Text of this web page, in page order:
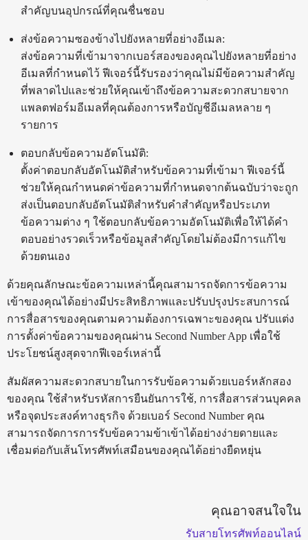
สำคัญบนอุปกรณ์ที่คุณชื่นชอบ
ส่งข้อความซองข้างไปยังหลายที่อย่างอีเมล:
ส่งข้อความที่เข้ามาจากเบอร์สองของคุณไปยังหลายที่อย่าง
อีเมลที่กำหนดไว้ ฟีเจอร์นี้รับรองว่าคุณไม่มีข้อความสำคัญ
ที่พลาดไปและช่วยให้คุณเข้าถึงข้อความสะดวกสบายจาก
แพลตฟอร์มอีเมลที่คุณต้องการหรือบัญชีอีเมลหลาย ๆ
รายการ
ตอบกลับข้อความอัตโนมัติ:
ตั้งค่าตอบกลับอัตโนมัติสำหรับข้อความที่เข้ามา ฟีเจอร์นี้
ช่วยให้คุณกำหนดค่าข้อความที่กำหนดจากต้นฉบับว่าจะถูก
ส่งเป็นตอบกลับอัตโนมัติสำหรับคำสำคัญหรือประเภท
ข้อความต่าง ๆ ใช้ตอบกลับข้อความอัตโนมัติเพื่อให้ได้คำ
ตอบอย่างรวดเร็วหรือข้อมูลสำคัญโดยไม่ต้องมีการแก้ไข
ด้วยตนเอง
ด้วยคุณลักษณะข้อความเหล่านี้คุณสามารถจัดการข้อความ
เข้าของคุณได้อย่างมีประสิทธิภาพและปรับปรุงประสบการณ์
การสื่อสารของคุณตามความต้องการเฉพาะของคุณ ปรับแต่ง
การตั้งค่าข้อความของคุณผ่าน Second Number App เพื่อใช้
ประโยชน์สูงสุดจากฟีเจอร์เหล่านี้
สัมผัสความสะดวกสบายในการรับข้อความด้วยเบอร์หลักสอง
ของคุณ ใช้สำหรับรหัสการยืนยันการใช้, การสื่อสารส่วนบุคคล
หรือจุดประสงค์ทางธุรกิจ ด้วยเบอร์ Second Number คุณ
สามารถจัดการการรับข้อความข้าเข้าได้อย่างง่ายดายและ
เชื่อมต่อกับเส้นโทรศัพท์เสมือนของคุณได้อย่างยืดหยุ่น
คุณอาจสนใจใน
รับสายโทรศัพท์ออนไลน์